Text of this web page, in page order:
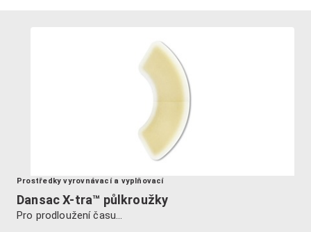
Prostředky vyrovnávací a vyplňovací
Dansac X-tra™ půlkroužky
Pro prodloužení času...